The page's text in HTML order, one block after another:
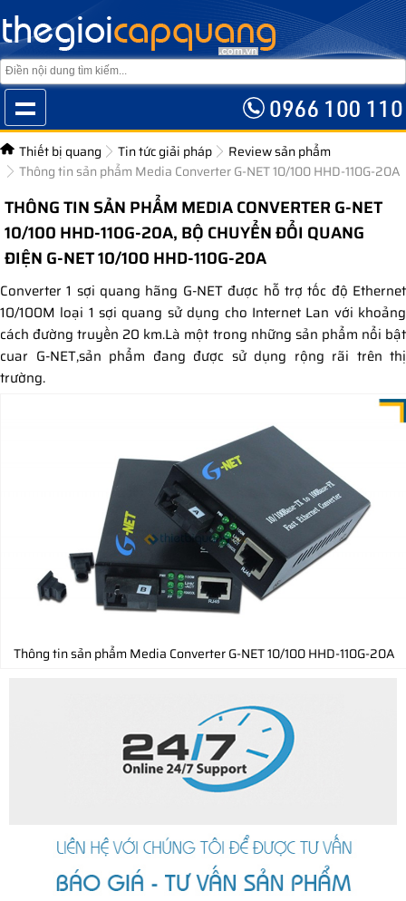
Thiết bị quang Tin tức giải pháp
Review sản phẩm
Thông tin sản phẩm Media Converter G-NET 10/100 HHD-110G-20A
THÔNG TIN SẢN PHẨM MEDIA CONVERTER G-NET
10/100 HHD-110G-20A, BỘ CHUYỂN ĐỔI QUANG
ĐIỆN G-NET 10/100 HHD-110G-20A
Converter 1 sợi quang hãng G-NET được hỗ trợ tốc độ Ethernet
10/100M loại 1 sợi quang sử dụng cho Internet Lan với khoảng
cách đường truyền 20 km.Là một trong những sản phẩm nổi bật
cuar G-NET,sản phẩm đang được sử dụng rộng rãi trên thị
trường.
Thông tin sản phẩm Media Converter G-NET 10/100 HHD-110G-20A